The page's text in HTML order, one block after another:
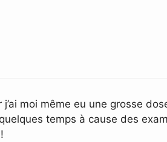
moi même eu une grosse
temps à cause des